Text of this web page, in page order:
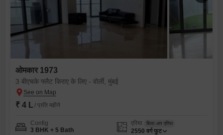
ओमकार 1973
3 बीएचके फ्लैट किराए के लिए - वोर्ली, मुंबई
₹ 4 L / प्रति महीने
Config
3 BHK + 5 Bath
एरिया बिल्ट-अप एरिया
2550 वर्ग फुट